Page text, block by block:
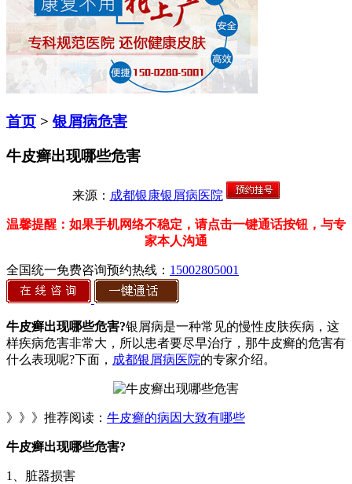
首页 >银屑病危害
牛皮癣出现哪些危害
来源： 成都银康银屑病医院
温馨提醒：如果手机网络不稳定，请点击一键通话按钮，与专
家本人沟通
全国统一免费咨询预约热线： 15002805001
牛皮癣出现哪些危害?银屑病是一种常见的慢性皮肤疾病，这
样疾病危害非常大，所以患者要尽早治疗，那牛皮癣的危害有
什么表现呢?下面， 成都银屑病医院的专家介绍。
》》》推荐阅读： 牛皮癣的病因大致有哪些
牛皮癣出现哪些危害?
1、脏器损害